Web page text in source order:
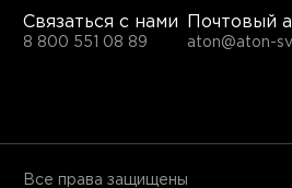
Связаться с нами
8 800 551 08 89
Почтовый
aton@aton-
Все права защищены